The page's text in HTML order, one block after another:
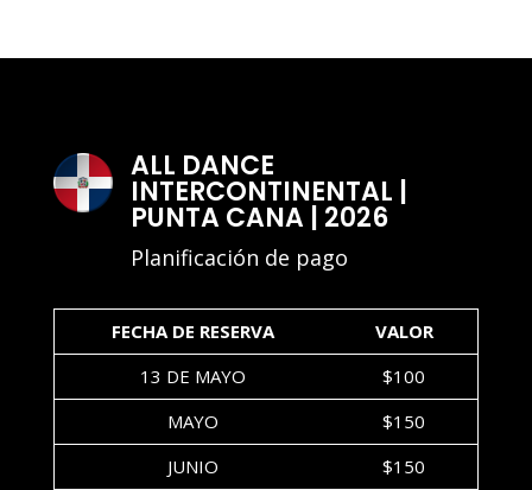
ALL DANCE
INTERCONTINENTAL |
PUNTA CANA | 2026
Planificación de pago
FECHA DE RESERVA
VALOR
13 DE MAYO
$100
MAYO
$150
JUNIO
$150